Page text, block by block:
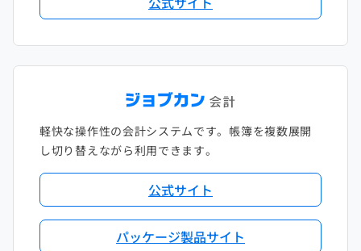
軽快な操作性の会計システムです。帳簿を複数展開
し切り替えながら利用できます。
公式サイト
パッケージ製品サイト